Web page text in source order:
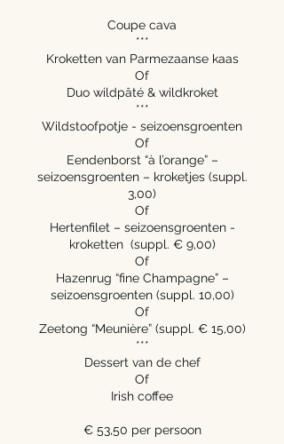
Coupe cava
***
Kroketten van Parmezaanse kaas
Of
Duo wildpâté & wildkroket
***
Wildstoofpotje - seizoensgroenten
Of
Eendenborst “à l’orange” –
seizoensgroenten – kroketjes (suppl.
3,00)
Of
Hertenfilet – seizoensgroenten -
kroketten (suppl. € 9,00)
Of
Hazenrug “fine Champagne” –
seizoensgroenten (suppl. 10,00)
Of
Zeetong “Meunière” (suppl. € 15,00)
***
Dessert van de chef
Of
Irish coffee
€ 53,50 per persoon